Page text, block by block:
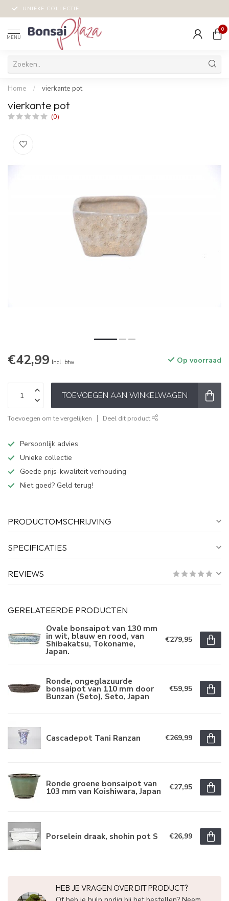
UNIEKE COLLECTIE
MENU
0
Home / vierkante pot
vierkante pot
(0)
€42,99 Incl. btw Op voorraad
TOEVOEGEN AAN WINKELWAGEN
Toevoegen om te vergelijken Deel dit product
Persoonlijk advies
Unieke collectie
Goede prijs-kwaliteit verhouding
Niet goed? Geld terug!
PRODUCTOMSCHRIJVING
SPECIFICATIES
REVIEWS
GERELATEERDE PRODUCTEN
Ovale bonsaipot van 130 mm
in wit, blauw en rood, van
Shibakatsu, Tokoname,
Japan.
€279,95
Ronde, ongeglazuurde
bonsaipot van 110 mm door
Bunzan (Seto), Seto, Japan
€59,95
Cascadepot Tani Ranzan €269,99
Ronde groene bonsaipot van
103 mm van Koishiwara, Japan €27,95
Porselein draak, shohin pot S €26,99
HEB JE VRAGEN OVER DIT PRODUCT?